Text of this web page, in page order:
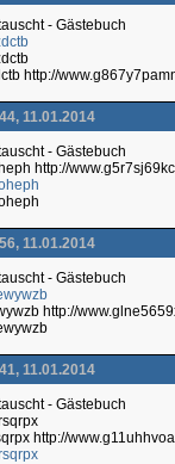
- Gästebuch
http://
11.01.2014
- Gästebuch
http://
11.01.2014
- Gästebuch
http://
11.01.2014
- Gästebuch
http://